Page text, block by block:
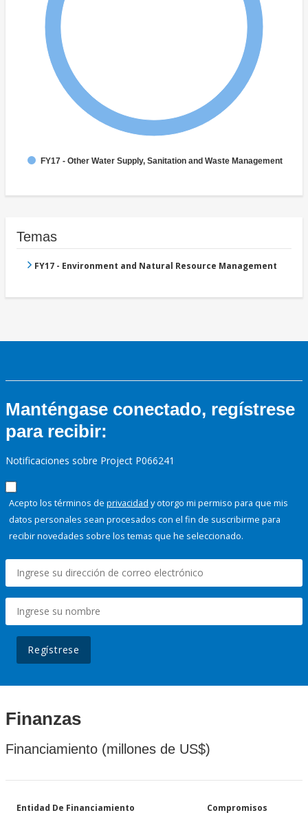
FY17 - Other Water Supply, Sanitation and Waste Management
Temas
FY17 - Environment and Natural Resource Management
Manténgase conectado, regístrese
para recibir:
Notificaciones sobre Project P066241
Acepto los términos de privacidad y otorgo mi permiso para que mis
datos personales sean procesados con el fin de suscribirme para
recibir novedades sobre los temas que he seleccionado.
Regístrese
Finanzas
Financiamiento (millones de US$)
Entidad De Financiamiento Compromisos